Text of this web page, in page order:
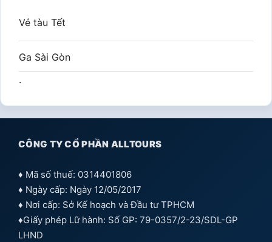
Vé tàu Tết
Ga Sài Gòn
.
CÔNG TY CỔ PHẦN ALLTOURS
♦ Mã số thuế: 0314401806
♦ Ngày cấp: Ngày 12/05/2017
♦ Nơi cấp: Sở Kế hoạch và Đầu tư TPHCM
♦Giấy phép Lữ hành: Số GP: 79-0357/2-23/SDL-GP
LHND